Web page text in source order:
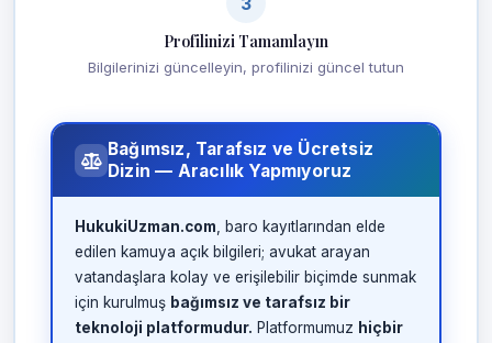
Profilinizi Tamamlayın
Bilgilerinizi güncelleyin, profilinizi güncel tutun
Bağımsız, Tarafsız ve Ücretsiz
Dizin — Aracılık Yapmıyoruz
HukukiUzman.com , baro kayıtlarından elde
edilen kamuya açık bilgileri; avukat arayan
vatandaşlara kolay ve erişilebilir biçimde sunmak
için kurulmuş bağımsız ve tarafsız bir
teknoloji platformudur. Platformumuz hiçbir